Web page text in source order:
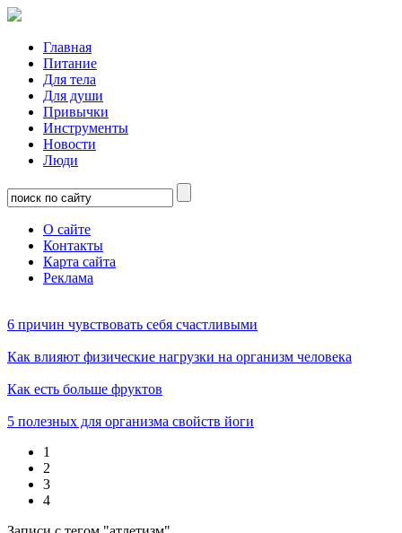
Главная
Питание
Для тела
Для души
Привычки
Инструменты
Новости
Люди
О сайте
Контакты
Карта сайта
Реклама
6 причин чувствовать себя счастливыми
Как влияют физические нагрузки на организм человека
Как есть больше фруктов
5 полезных для организма свойств йоги
1
2
3
4